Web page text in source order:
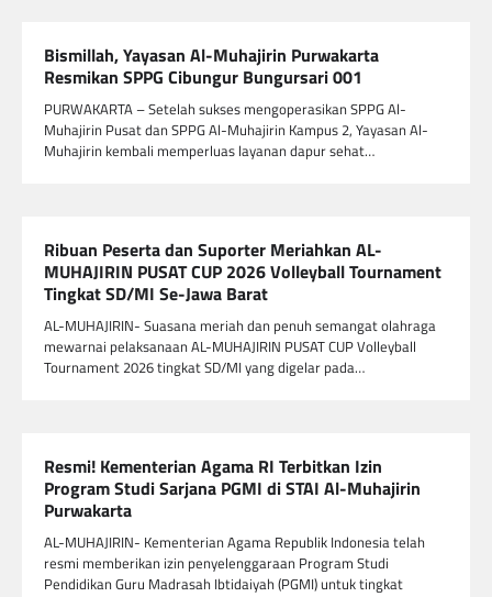
Bismillah, Yayasan Al-Muhajirin Purwakarta
Resmikan SPPG Cibungur Bungursari 001
PURWAKARTA – Setelah sukses mengoperasikan SPPG Al-
Muhajirin Pusat dan SPPG Al-Muhajirin Kampus 2, Yayasan Al-
Muhajirin kembali memperluas layanan dapur sehat…
Ribuan Peserta dan Suporter Meriahkan AL-
MUHAJIRIN PUSAT CUP 2026 Volleyball Tournament
Tingkat SD/MI Se-Jawa Barat
AL-MUHAJIRIN- Suasana meriah dan penuh semangat olahraga
mewarnai pelaksanaan AL-MUHAJIRIN PUSAT CUP Volleyball
Tournament 2026 tingkat SD/MI yang digelar pada…
Resmi! Kementerian Agama RI Terbitkan Izin
Program Studi Sarjana PGMI di STAI Al-Muhajirin
Purwakarta
AL-MUHAJIRIN- Kementerian Agama Republik Indonesia telah
resmi memberikan izin penyelenggaraan Program Studi
Pendidikan Guru Madrasah Ibtidaiyah (PGMI) untuk tingkat